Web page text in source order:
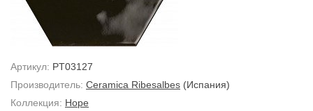
Артикул: PT03127
Производитель: Ceramica Ribesalbes (Испания)
Коллекция: Hope